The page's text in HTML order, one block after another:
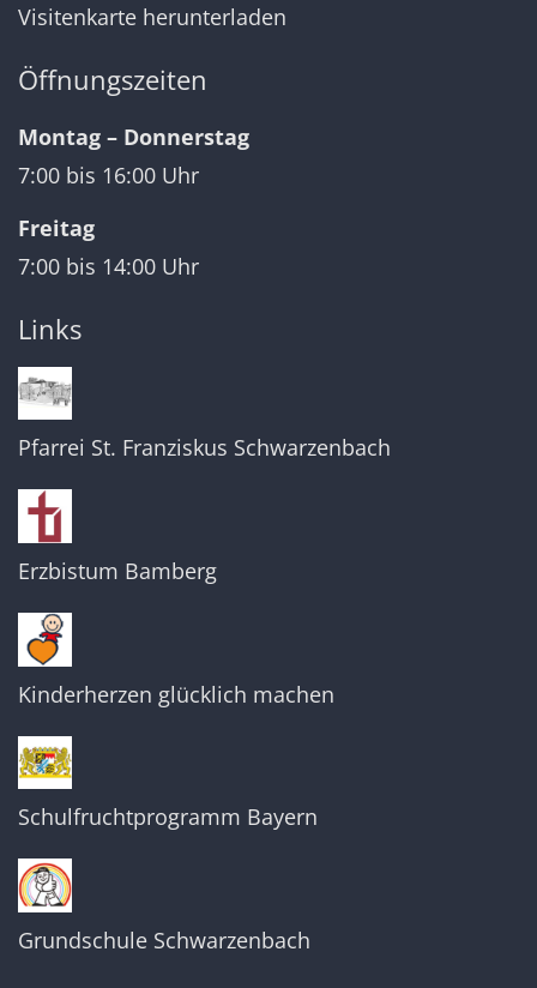
Visitenkarte herunterladen
Öffnungszeiten
Montag – Donnerstag
7:00 bis 16:00 Uhr
Freitag
7:00 bis 14:00 Uhr
Links
Pfarrei St. Franziskus Schwarzenbach
Erzbistum Bamberg
Kinderherzen glücklich machen
Schulfruchtprogramm Bayern
Grundschule Schwarzenbach